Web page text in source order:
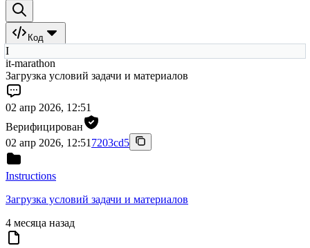
Код
I
it-marathon
Загрузка условий задачи и материалов
02 апр 2026, 12:51
Верифицирован
02 апр 2026, 12:51 7203cd5
Instructions
Загрузка условий задачи и материалов
4 месяца назад